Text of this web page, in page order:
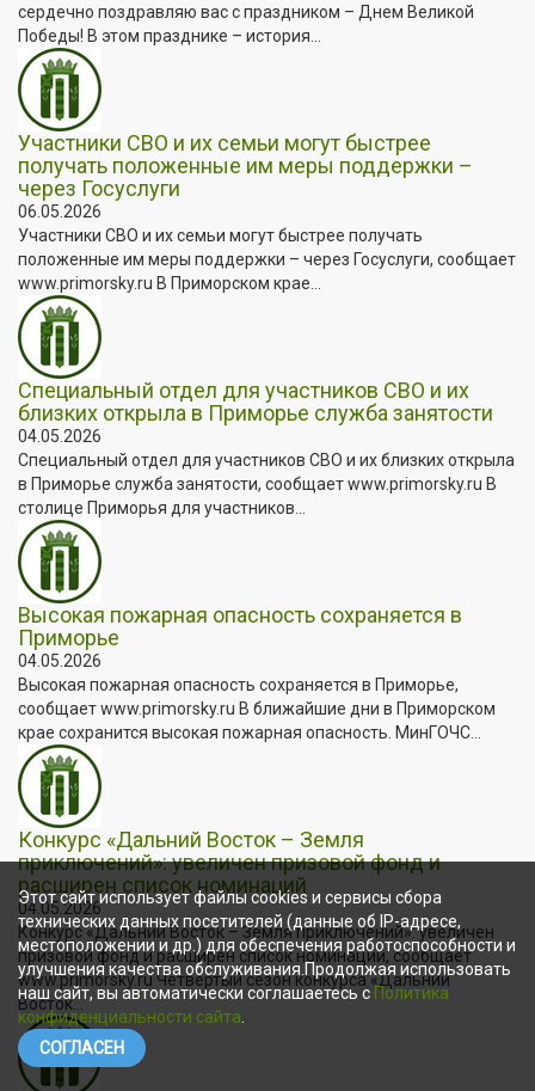
сердечно поздравляю вас с праздником – Днем Великой
Победы! В этом празднике – история...
Участники СВО и их семьи могут быстрее
получать положенные им меры поддержки –
через Госуслуги
06.05.2026
Участники СВО и их семьи могут быстрее получать
положенные им меры поддержки – через Госуслуги, сообщает
www.primorsky.ru В Приморском крае...
Специальный отдел для участников СВО и их
близких открыла в Приморье служба занятости
04.05.2026
Специальный отдел для участников СВО и их близких открыла
в Приморье служба занятости, сообщает www.primorsky.ru В
столице Приморья для участников...
Высокая пожарная опасность сохраняется в
Приморье
04.05.2026
Высокая пожарная опасность сохраняется в Приморье,
сообщает www.primorsky.ru В ближайшие дни в Приморском
крае сохранится высокая пожарная опасность. МинГОЧС...
Конкурс «Дальний Восток – Земля
приключений»: увеличен призовой фонд и
расширен список номинаций
04.05.2026
Конкурс «Дальний Восток – Земля приключений»: увеличен
призовой фонд и расширен список номинаций, сообщает
www.primorsky.ru Четвёртый сезон конкурса «Дальний
Восток...
Этот сайт использует файлы cookies и сервисы сбора
технических данных посетителей (данные об IP-адресе,
местоположении и др.) для обеспечения работоспособности и
улучшения качества обслуживания.Продолжая использовать
наш сайт, вы автоматически соглашаетесь с Политика
конфиденциальности сайта
СОГЛАСЕН